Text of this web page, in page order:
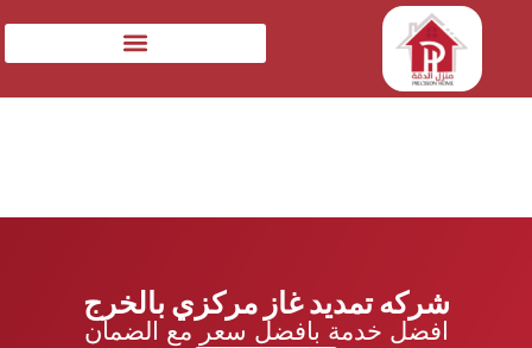
شركه تمديد غاز مركزي بالخرج
افضل خدمة بافضل سعر مع الضمان